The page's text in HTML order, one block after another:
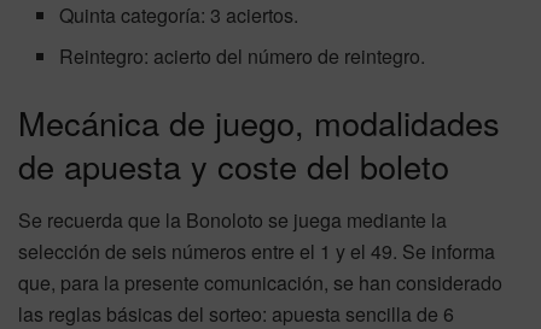
Quinta categoría: 3 aciertos.
Reintegro: acierto del número de reintegro.
Mecánica de juego, modalidades
de apuesta y coste del boleto
Se recuerda que la Bonoloto se juega mediante la
selección de seis números entre el 1 y el 49. Se informa
que, para la presente comunicación, se han considerado
las reglas básicas del sorteo: apuesta sencilla de 6